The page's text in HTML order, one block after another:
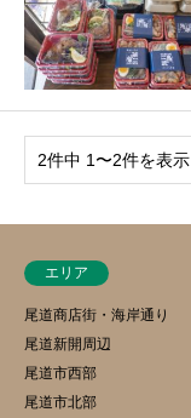
2件中 1〜2件を表示
エリア
尾道商店街・海岸通り
尾道新開周辺
尾道市西部
尾道市北部